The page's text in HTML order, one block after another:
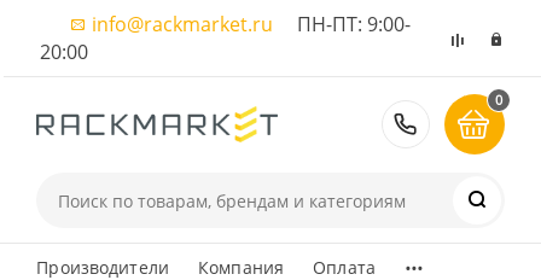
info@rackmarket.ru ПН-ПТ: 9:00-
20:00
8 (495)
0
Производители Компания Оплата ...